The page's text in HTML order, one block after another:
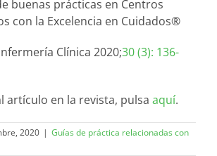
buenas prácticas en Centros
con la Excelencia en Cuidados®
Clínica 2020;30 (3): 136-
artículo en la revista, pulsa aquí.
2020 | Guías de práctica relacionadas con